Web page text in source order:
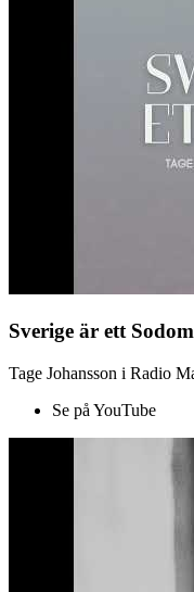
Sverige är ett
Tage Johansson i Radio
Se på YouTube